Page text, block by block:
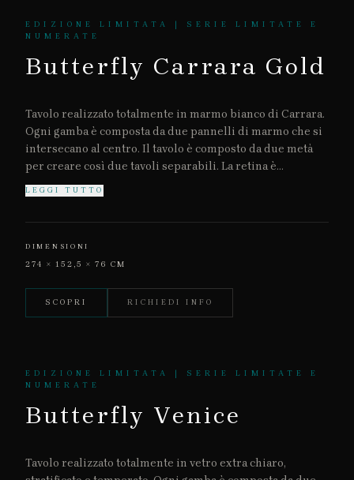
EDIZIONE LIMITATA | SERIE LIMITATE E
NUMERATE
Butterfly Carrara Gold
Tavolo realizzato totalmente in marmo bianco di Carrara.
Ogni gamba è composta da due pannelli di marmo che si
intersecano al centro. Il tavolo è composto da due metà
per creare così due tavoli separabili. La retina è
realizzata dai due iconici supporti placcati in oro 24k.
Ogni supporto della rete ha una cover placcata oro 24k.
LEGGI TUTTO
DIMENSIONI
274 × 152,5 × 76 CM
SCOPRI RICHIEDI INFO
EDIZIONE LIMITATA | SERIE LIMITATE E
NUMERATE
Butterfly Venice
Tavolo realizzato totalmente in vetro extra chiaro,